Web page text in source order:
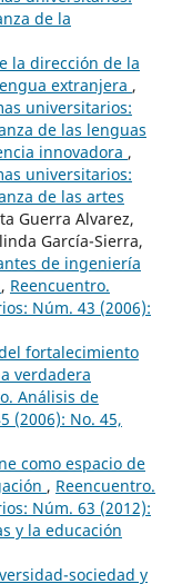
de la
la dirección de la
extranjera ,
universitarios:
de las lenguas
innovadora ,
universitarios:
de las artes
Guerra Alvarez,
García-Sierra,
de ingeniería
, Reencuentro.
Núm. 43 (2006):
fortalecimiento
verdadera
Análisis de
(2006): No. 45,
como espacio de
, Reencuentro.
Núm. 63 (2012):
y la educación
sociedad y